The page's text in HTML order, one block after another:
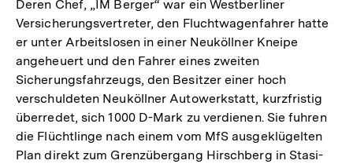
Deren Chef, „IM Berger“ war ein Westberliner
Versicherungsvertreter, den Fluchtwagenfahrer hatte
er unter Arbeitslosen in einer Neuköllner Kneipe
angeheuert und den Fahrer eines zweiten
Sicherungsfahrzeugs, den Besitzer einer hoch
verschuldeten Neuköllner Autowerkstatt, kurzfristig
überredet, sich 1000 D-Mark zu verdienen. Sie fuhren
die Flüchtlinge nach einem vom MfS ausgeklügelten
Plan direkt zum Grenzübergang Hirschberg in Stasi-